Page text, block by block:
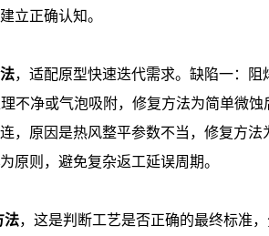
立正确认知。
，适配原型快速迭代需求。缺陷一：
不净或气泡吸附，修复方法为简单微
，原因是热风整平参数不当，修复方
为原则，避免复杂返工延误周期。
法，这是判断工艺是否正确的最终标准